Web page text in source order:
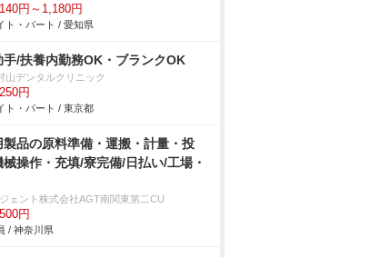
円～1,180円
ト・パート / 愛知県
手/扶養内勤務OK・ブランクOK
山デンタルクリニック
円
ト・パート / 東京都
製品の原料準備・運搬・計量・投
械操作・充填/寮完備/日払い/工場・
ェント株式会社AGT南関東第二CU
円
/ 神奈川県